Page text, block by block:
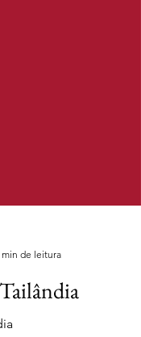
8 min de leitura